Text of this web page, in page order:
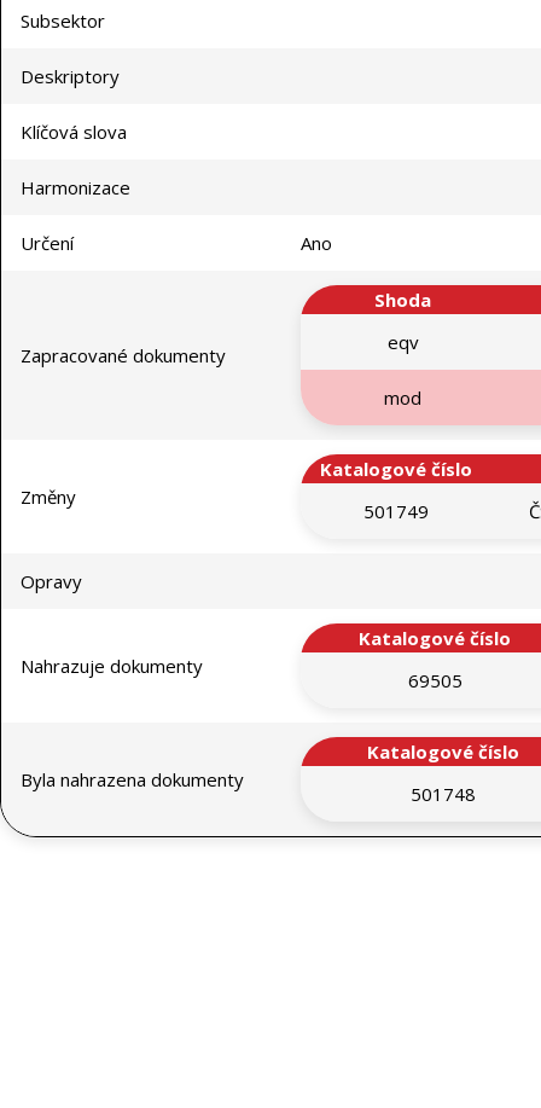
Subsektor
Deskriptory
Klíčová slova
Harmonizace
Určení Ano
Zapracované dokumenty
Shoda
eqv
mod
Změny
Katalogové číslo
501749
Opravy
Nahrazuje dokumenty
Katalogové číslo
69505
Byla nahrazena dokumenty
Katalogové číslo
501748